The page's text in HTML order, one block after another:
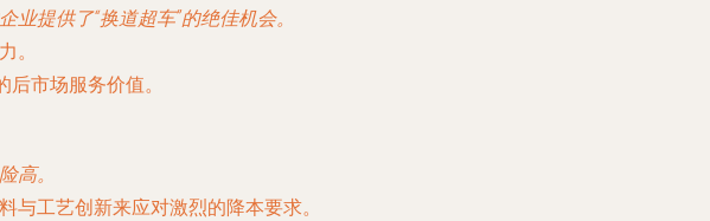
提供了“换道超车”的绝佳机会。
。
市场服务价值。
高。
与工艺创新来应对激烈的降本要求。